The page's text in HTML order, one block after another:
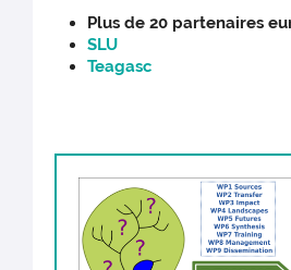
Plus de 20 partenaires
SLU
Teagasc